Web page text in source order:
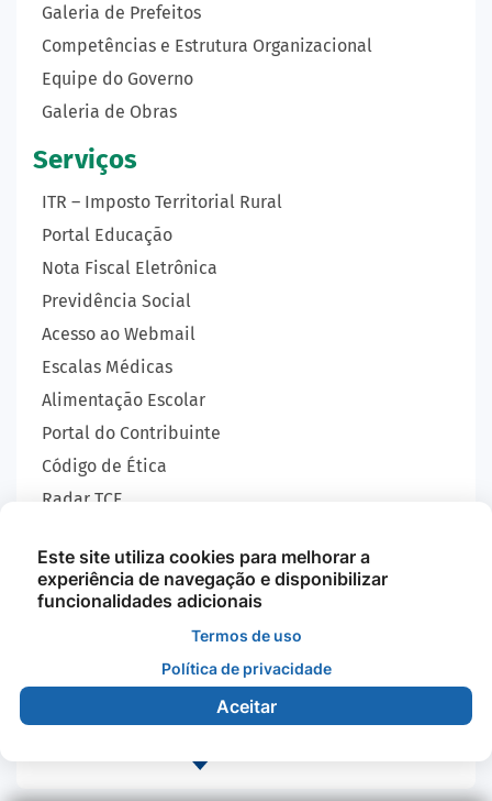
Galeria de Prefeitos
Competências e Estrutura Organizacional
Equipe do Governo
Galeria de Obras
Serviços
ITR – Imposto Territorial Rural
Portal Educação
Nota Fiscal Eletrônica
Previdência Social
Acesso ao Webmail
Escalas Médicas
Alimentação Escolar
Portal do Contribuinte
Código de Ética
Radar TCE
SIC
GEOBRAS
Todos os Direitos Reservados - Prefeitura Municipal
de Nova Monte Verde - 2026
Este site utiliza cookies para melhorar a
experiência de navegação e disponibilizar
funcionalidades adicionais
Termos de uso
Política de privacidade
Aceitar